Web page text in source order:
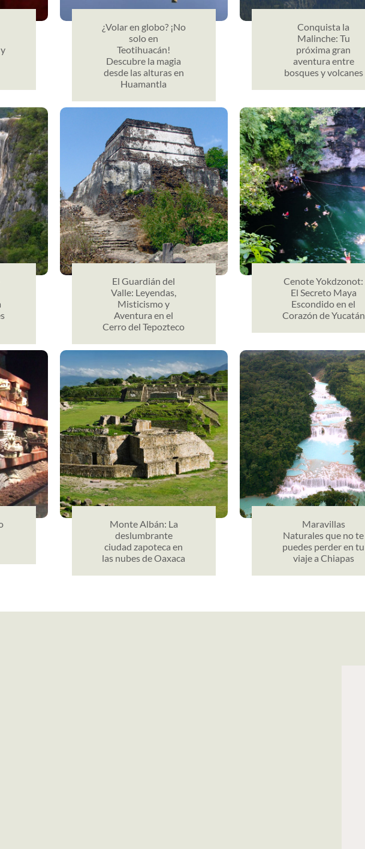
¿Volar en globo? ¡No
solo en
Teotihuacán!
Descubre la magia
desde las alturas en
Huamantla
Conquista la
Malinche: Tu
próxima gran
aventura entre
bosques y volcanes
El Guardián del
Valle: Leyendas,
Misticismo y
Aventura en el
Cerro del Tepozteco
Cenote Yokdzonot:
El Secreto Maya
Escondido en el
Corazón de Yucatán
Monte Albán: La
deslumbrante
ciudad zapoteca en
las nubes de Oaxaca
Maravillas
Naturales que no te
puedes perder en tu
viaje a Chiapas